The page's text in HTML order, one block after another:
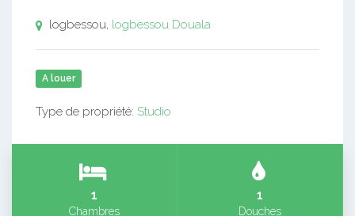
logbessou, logbessou Douala
A louer
Type de propriété: Studio
1
Chambres
1
Douches